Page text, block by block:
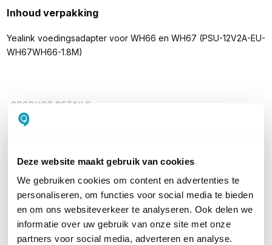
Deze website maakt gebruik van cookies
We gebruiken cookies om content en advertenties te
personaliseren, om functies voor social media te bieden
en om ons websiteverkeer te analyseren. Ook delen we
informatie over uw gebruik van onze site met onze
partners voor social media, adverteren en analyse.
Inhoud verpakking
Yealink voedingsadapter voor WH66 en WH67 (PSU-12V2A-EU-
WH67WH66-1.8M)
PRODUCT DETAILS
Merk
EAN 6938818311176
Type accessoire
Headset opladers en
laadstation